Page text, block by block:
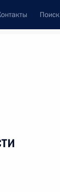
Поиск